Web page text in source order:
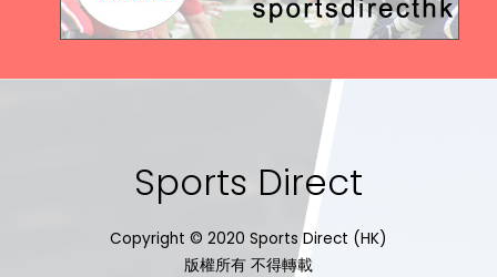
Sports Direct
Copyright © 2020 Sports Direct (HK)
版權所有 不得轉載